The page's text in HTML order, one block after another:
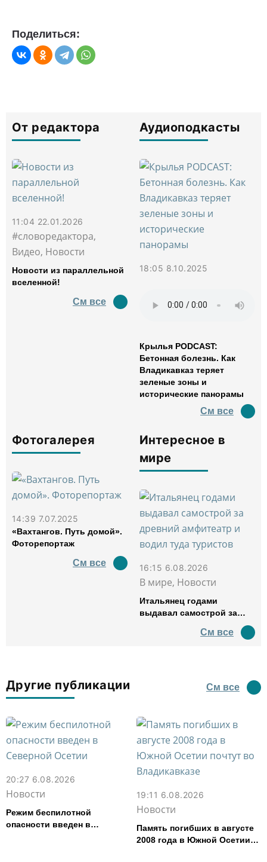
Поделиться:
От редактора
11:04 22.01.2026
#словоредактора,
Видео, Новости
Новости из параллельной
вселенной!
См все
Аудиоподкасты
18:05 8.10.2025
Крылья PODCAST:
Бетонная болезнь. Как
Владикавказ теряет
зеленые зоны и
исторические панорамы
См все
Фотогалерея
14:39 7.07.2025
«Вахтангов. Путь домой».
Фоторепортаж
См все
Интересное в
мире
16:15 6.08.2026
В мире, Новости
Итальянец годами
выдавал самострой за
водил туда туристов
См все
Другие публикации См все
20:27 6.08.2026
Новости
Режим беспилотной
опасности введен в
19:11 6.08.2026
Новости
Память погибших в августе
2008 года в Южной Осетии